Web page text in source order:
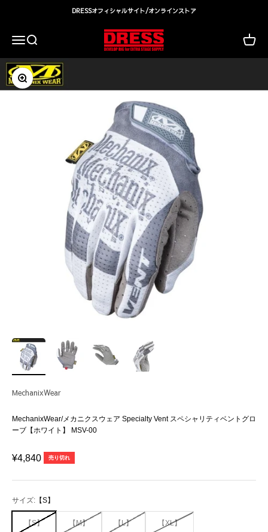
DRESSオフィシャルサイト/オンラインストア
メニュー
検索 DRESS(ドレス)|アウトドア・ウェア・釣り具カート
ズームイン
MechanixWear
MechanixWear/メカニクスウェア Specialty Vent スペシャリティベントグロ
ーブ【ホワイト】 MSV-00
セール価格
¥4,840 売り切れ
サイズ: 【S】
【S】 【M】 【L】 【XL】